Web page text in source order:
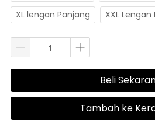
XL lengan Panjang
XXL
`Beli
`Tambah ke